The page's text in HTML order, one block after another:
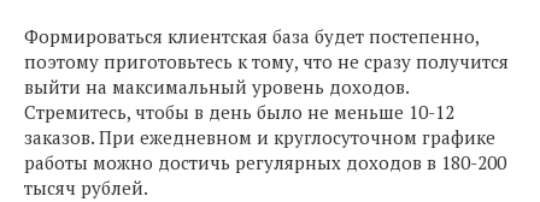
Формироваться клиентская база будет постепенно,
поэтому приготовьтесь к тому, что не сразу получится
выйти на максимальный уровень доходов.
Стремитесь, чтобы в день было не меньше 10-12
заказов. При ежедневном и круглосуточном графике
работы можно достичь регулярных доходов в 180-200
тысяч рублей.